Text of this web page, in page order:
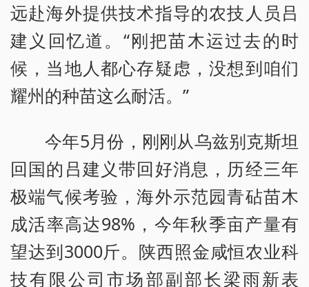
远赴海外提供技术指导的农技人员吕
建义回忆道。“刚把苗木运过去的时
候，当地人都心存疑虑，没想到咱们
耀州的种苗这么耐活。”
今年5月份，刚刚从乌兹别克斯坦
回国的吕建义带回好消息，历经三年
极端气候考验，海外示范园青砧苗木
成活率高达98%，今年秋季亩产量有
望达到3000斤。陕西照金咸恒农业科
技有限公司市场部副部长梁雨新表